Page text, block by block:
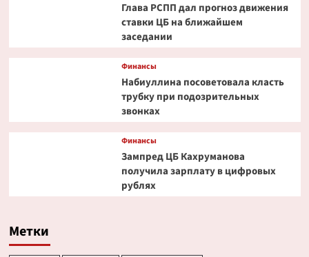
Глава РСПП дал прогноз движения
ставки ЦБ на ближайшем
заседании
Финансы
Набиуллина посоветовала класть
трубку при подозрительных
звонках
Финансы
Зампред ЦБ Кахруманова
получила зарплату в цифровых
рублях
Метки